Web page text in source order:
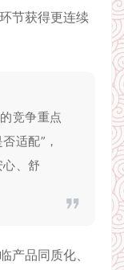
节获得更连续
竞争重点
适配”，
心、舒
品同质化、